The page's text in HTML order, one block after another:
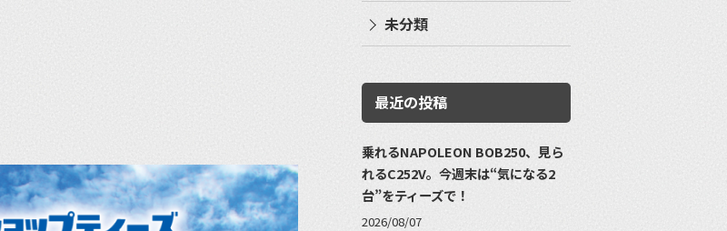
未分類
最近の投稿
乗れるNAPOLEON BOB250、見ら
れるC252V。今週末は“気になる2
台”をティーズで！
2026/08/07